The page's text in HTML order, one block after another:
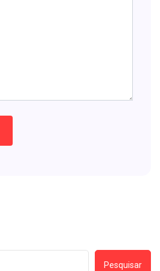
Pesquisar